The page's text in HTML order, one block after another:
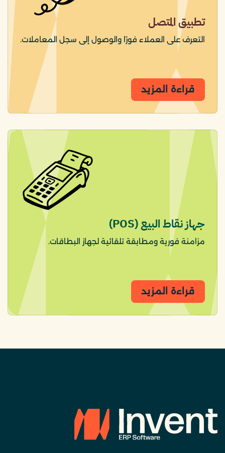
تطبيق المتصل
التعرف على العملاء فورًا والوصول إلى سجل المعاملات.
قراءة المزيد
جهاز نقاط البيع (POS)
مزامنة فورية ومطابقة تلقائية لجهاز البطاقات.
قراءة المزيد